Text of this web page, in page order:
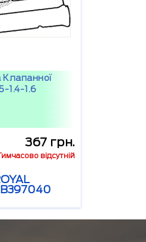
Клапанної
1.4-1.6
367 грн.
відсутній